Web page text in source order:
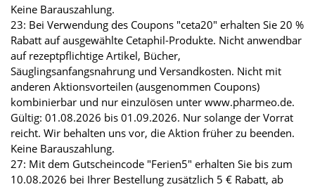
Keine Barauszahlung.
23: Bei Verwendung des Coupons "ceta20" erhalten Sie 20 %
Rabatt auf ausgewählte Cetaphil-Produkte. Nicht anwendbar
auf rezeptpflichtige Artikel, Bücher,
Säuglingsanfangsnahrung und Versandkosten. Nicht mit
anderen Aktionsvorteilen (ausgenommen Coupons)
kombinierbar und nur einzulösen unter www.pharmeo.de.
Gültig: 01.08.2026 bis 01.09.2026. Nur solange der Vorrat
reicht. Wir behalten uns vor, die Aktion früher zu beenden.
Keine Barauszahlung.
27: Mit dem Gutscheincode "Ferien5" erhalten Sie bis zum
10.08.2026 bei Ihrer Bestellung zusätzlich 5 € Rabatt, ab